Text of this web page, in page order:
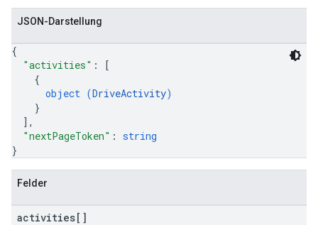
JSON-Darstellung
{
"activities" :
[
{
object (DriveActivity)
}
] ,
"nextPageToken" : string
}
Felder
activities[]